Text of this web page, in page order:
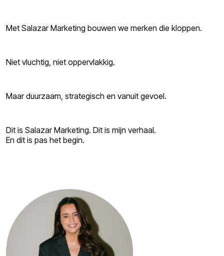
Met Salazar Marketing bouwen we merken die kloppen.
Niet vluchtig, niet oppervlakkig.
Maar duurzaam, strategisch en vanuit gevoel.
Dit is Salazar Marketing. Dit is mijn verhaal.
En dit is pas het begin.